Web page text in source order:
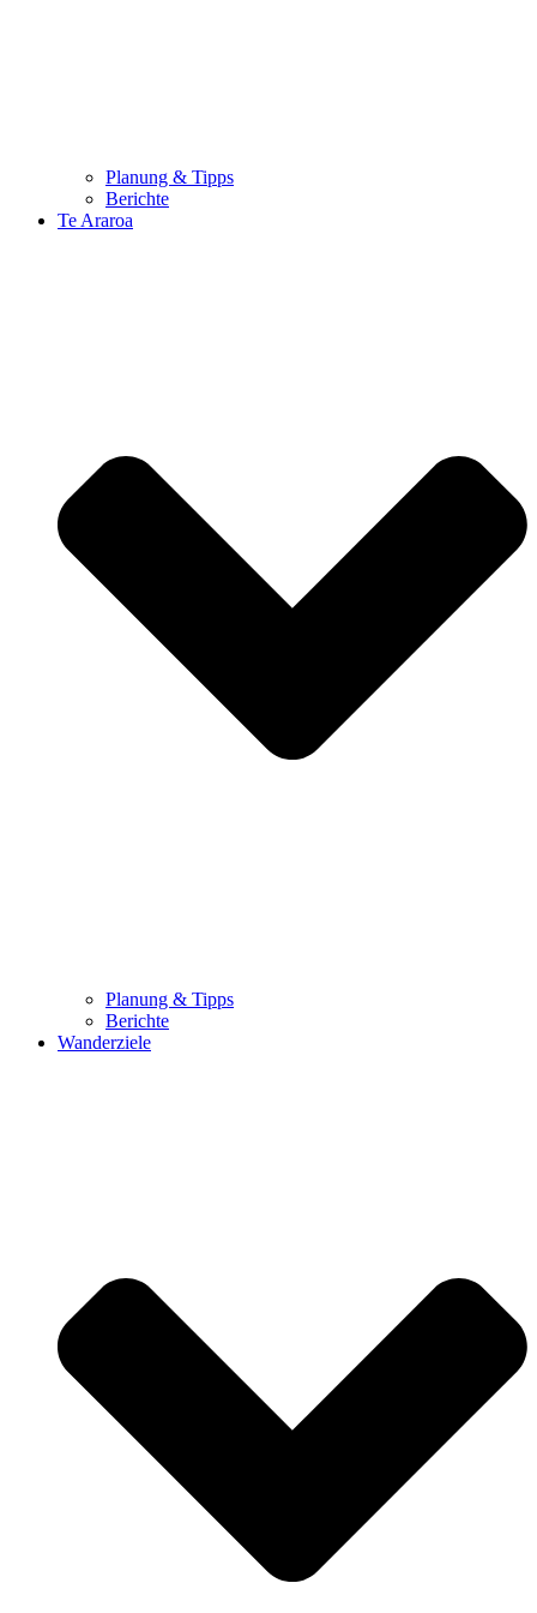
Planung & Tipps
Berichte
Te Araroa
Planung & Tipps
Berichte
Wanderziele